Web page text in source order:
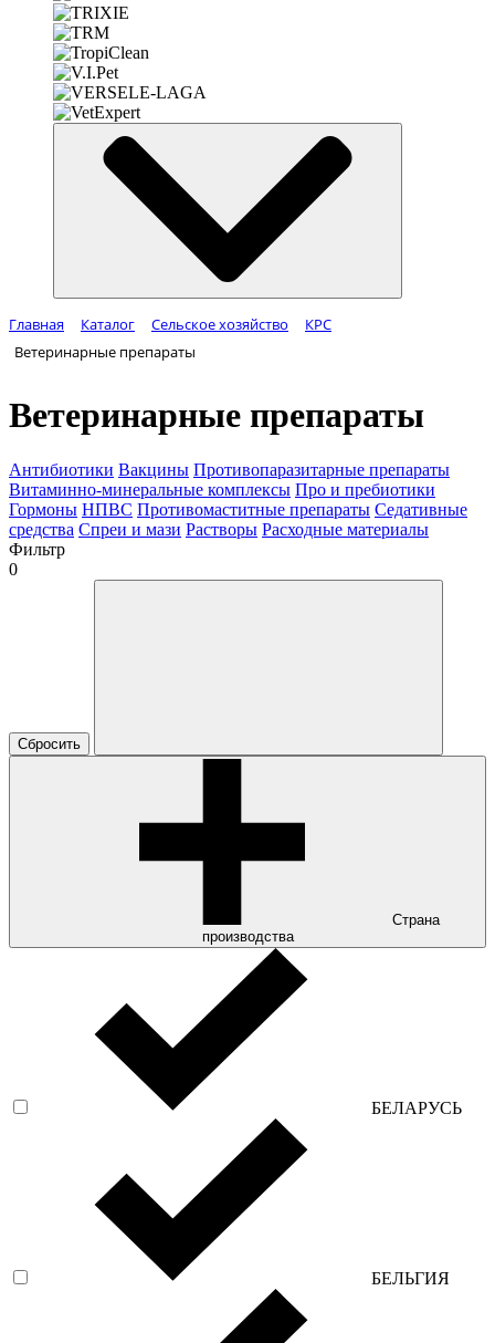
Главная Каталог Сельское хозяйство
КРС
Ветеринарные препараты
Ветеринарные препараты
Антибиотики Вакцины Противопаразитарные препараты
Витаминно-минеральные комплексы Про и пребиотики
Гормоны НПВС Противомаститные препараты Седативные
средства Спреи и мази Растворы Расходные материалы
Фильтр
0
Сбросить
Страна
производства
БЕЛАРУСЬ
БЕЛЬГИЯ